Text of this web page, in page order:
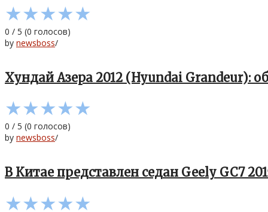
★★★★★
0 / 5 (0 голосов)
by newsboss/
Хундай Азера 2012 (Hyundai Grandeur):
★★★★★
0 / 5 (0 голосов)
by newsboss/
В Китае представлен седан Geely GC7
★★★★★